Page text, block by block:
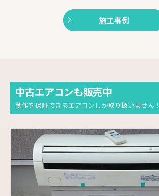
施工事例
中古エアコンも販売中
動作を保証できるエアコンしか取り扱いません！